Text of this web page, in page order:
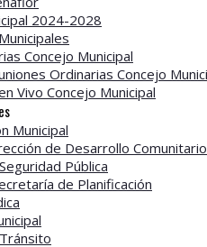
2024-2028
Concejo Municipal
Ordinarias Concejo
Vivo Concejo Municipal
Municipal
de Desarrollo Comunitario
Pública
de Planificación